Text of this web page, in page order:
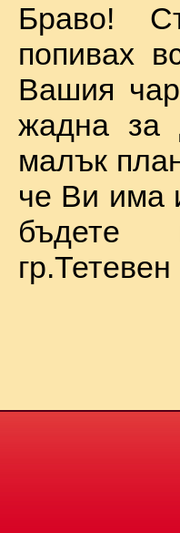
Браво!
попивах
Вашия
жадна за
малък
че Ви има
бъдете
гр.Тетевен